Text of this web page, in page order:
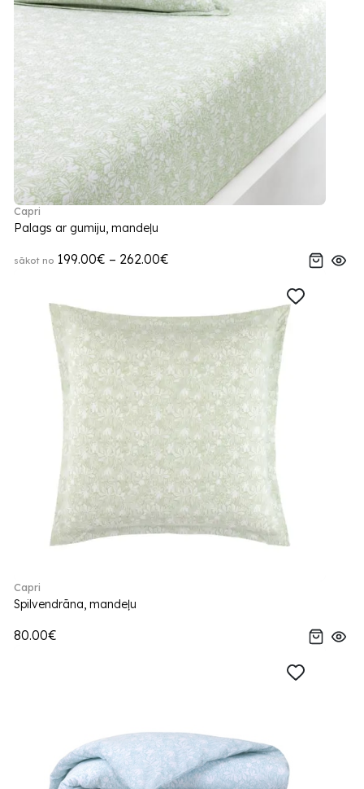
Capri
Palags ar gumiju, mandeļu
sākot no 199.00€ – 262.00€
Capri
Spilvendrāna, mandeļu
80.00€